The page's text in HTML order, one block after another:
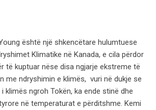
është një shkencëtare hulumtuese
Klimatike në Kanada, e cila përdor
të kuptuar nëse disa ngjarje ekstreme të
me ndryshimin e klimës, vuri në dukje se
klimës ngroh Tokën, ka ende stinë dhe
në temperaturat e përditshme. Kemi